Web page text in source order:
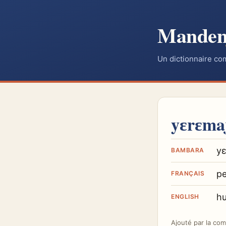
Un dictionnaire
BAMBARA
FRANÇAIS
ENGLISH
Ajouté par la